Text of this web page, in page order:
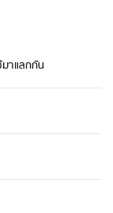
นคืนนั้น และถ้าคุณใช้
หมดน่ารักคืออนุญาตให้
มาใช้กันนะคะ
เลยจ้า..
มาแลกกัน